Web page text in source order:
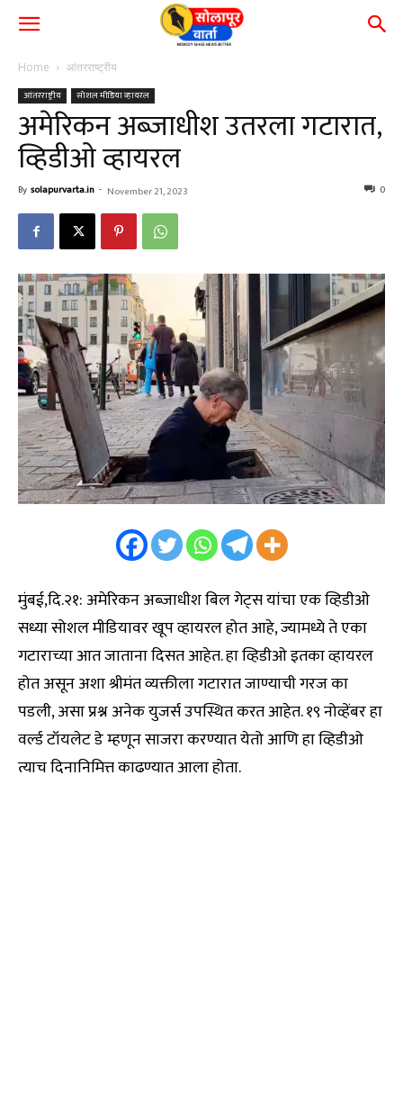
Home आंतरराष्ट्रीय
आंतरराष्ट्रीय सोशल मीडिया व्हायरल
अमेरिकन अब्जाधीश उतरला गटारात,
व्हिडीओ व्हायरल
By solapurvarta.in - November 21, 2023 0
मुंबई,दि.२१: अमेरिकन अब्जाधीश बिल गेट्स यांचा एक व्हिडीओ
सध्या सोशल मीडियावर खूप व्हायरल होत आहे, ज्यामध्ये ते एका
गटाराच्या आत जाताना दिसत आहेत. हा व्हिडीओ इतका व्हायरल
होत असून अशा श्रीमंत व्यक्तीला गटारात जाण्याची गरज का
पडली, असा प्रश्न अनेक युजर्स उपस्थित करत आहेत. १९ नोव्हेंबर हा
वर्ल्ड टॉयलेट डे म्हणून साजरा करण्यात येतो आणि हा व्हिडीओ
त्याच दिनानिमित्त काढण्यात आला होता.